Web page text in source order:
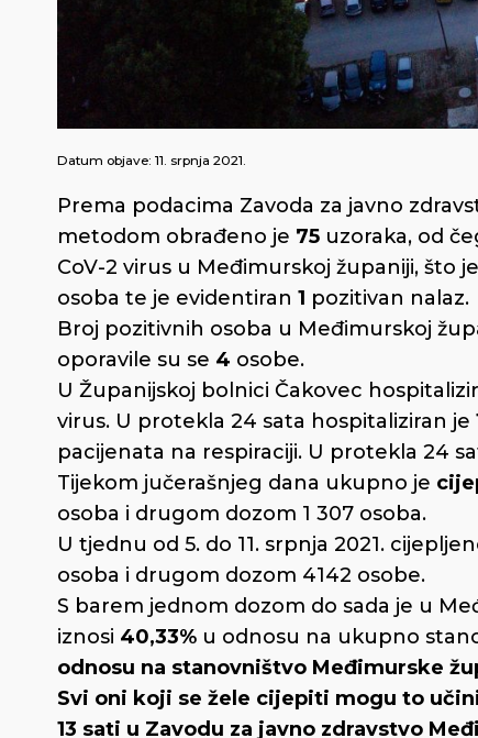
Datum objave: 11. srpnja 2021.
Prema podacima Zavoda za javno
metodom obrađeno je 75 uzoraka, od
CoV-2 virus u Međimurskoj županiji, što je
osoba te je evidentiran 1 pozitivan nalaz.
Broj pozitivnih osoba u Međimurskoj
oporavile su se 4 osobe.
U Županijskoj bolnici Čakovec
virus. U protekla 24 sata hospitaliziran je
pacijenata na respiraciji. U protekla 24
Tijekom jučerašnjeg dana ukupno je
osoba i drugom dozom 1 307 osoba.
U tjednu od 5. do 11. srpnja 2021.
osoba i drugom dozom 4142 osobe.
S barem jednom dozom do sada je u
iznosi 40,33% u odnosu na ukupno
odnosu na stanovništvo Međimurske
Svi oni koji se žele cijepiti mogu to
13 sati u Zavodu za javno zdravstvo